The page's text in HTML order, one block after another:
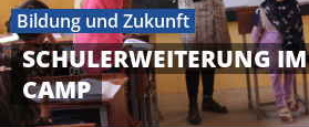
Bildung und Zukunft
SCHULERWEITERUNG
CAMP